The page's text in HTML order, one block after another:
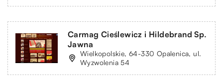
Carmag Cieślewicz i Hildebrand Sp.
Jawna
Wielkopolskie, 64-330 Opalenica, ul.
Wyzwolenia 54